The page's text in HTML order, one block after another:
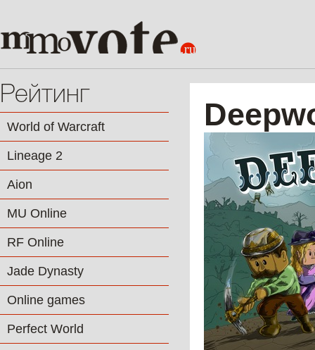
Рейтинг
World of Warcraft
Lineage 2
Aion
MU Online
RF Online
Jade Dynasty
Online games
Perfect World